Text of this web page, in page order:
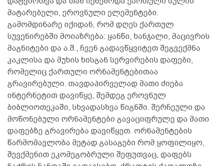
მატარებელი, ეროვნული ელემენტები.
გამომდინარე იქიდან, რომ დღეს ქართულ
სუვენირებში მოიაზრება: ყანწი, ხანჯალი, მაცივრის
მაგნიტები და ა.შ., ჩვენ გადავწყვიტეთ შეგვექმნა
კაკლისა და მუხის ხისგან სერვირების დაფები,
რომელიც ქართული ორნამენტებითაა
გრავირებული. თავდაპირველად მათი ძიება
ინტერნეტით დავიწყე, შემდეგ ეროვნულ
ბიბლიოთეკაში, სხვადასხვა წიგნში. შერჩეული და
მოწონებული ორნამენტები გავაციფრულე და მათი
დაფებზე გრავირება დავიწყეთ. ორნამენტების
წარმომავლობა მეტად გასაგები რომ ყოფილიყო,
შევქმენით ეკომეგობრული შეფუთვაც, დაფებს